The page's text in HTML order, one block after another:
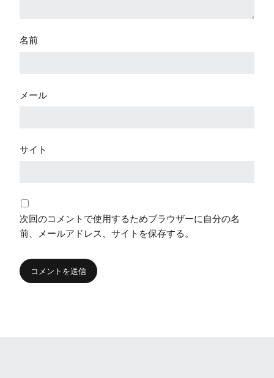
名前
メール
サイト
次回のコメントで使用するためブラウザーに自分の名
前、メールアドレス、サイトを保存する。